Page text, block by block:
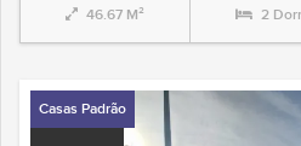
46.67 M² 2
Casas Padrão